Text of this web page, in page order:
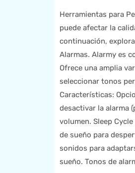
Herramientas para
puede afectar la
continuación,
Alarmas. Alarmy es
Ofrece una amplia
seleccionar tonos
Características:
desactivar la alarma
volumen. Sleep
de sueño para
sonidos para
sueño. Tonos de